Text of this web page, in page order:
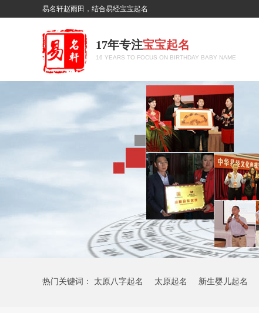
易名轩赵雨田，结合易经宝宝起名
17年专注宝宝起名
16 YEARS TO FOCUS ON BIRTHDAY BABY NAME
热门关键词： 太原八字起名 太原起名 新生婴儿起名